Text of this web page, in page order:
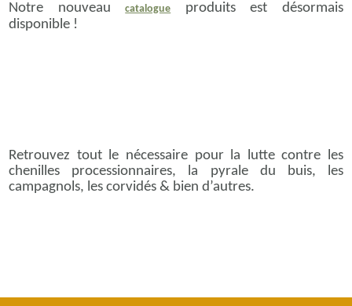
Notre nouveaucatalogue
produits est désormais
disponible !
Retrouvez tout le nécessaire pour la lutte contre les
chenilles processionnaires, la pyrale du buis, les
campagnols, les corvidés & bien d’autres.